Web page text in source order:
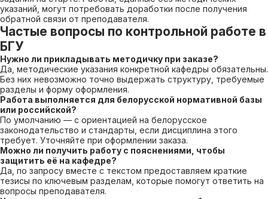
указаний, могут потребовать доработки после получения
обратной связи от преподавателя.
Частые вопросы по контрольной работе в
БГУ
Нужно ли прикладывать методичку при заказе?
Да, методические указания конкретной кафедры обязательны.
Без них невозможно точно выдержать структуру, требуемые
разделы и форму оформления.
Работа выполняется для белорусской нормативной базы
или российской?
По умолчанию — с ориентацией на белорусское
законодательство и стандарты, если дисциплина этого
требует. Уточняйте при оформлении заказа.
Можно ли получить работу с пояснениями, чтобы
защитить её на кафедре?
Да, по запросу вместе с текстом предоставляем краткие
тезисы по ключевым разделам, которые помогут ответить на
вопросы преподавателя.